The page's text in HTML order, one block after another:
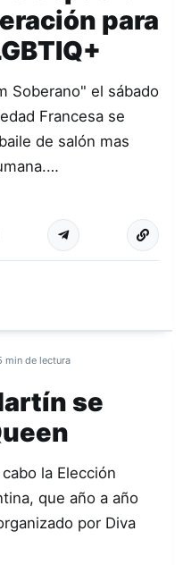
para
Soberano" el sábado
Francesa se
de salón mas
Más
min de lectura
se
la Elección
que año a año
por Diva